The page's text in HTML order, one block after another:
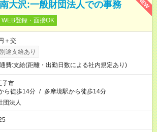
大沢:一般財団法人での事務
WEB登録・面接OK
＋交
途支給あり
費:支給(距離・出勤日数による社内規定あり)
子市
ら徒歩14分 / 多摩境駅から徒歩14分
団法人